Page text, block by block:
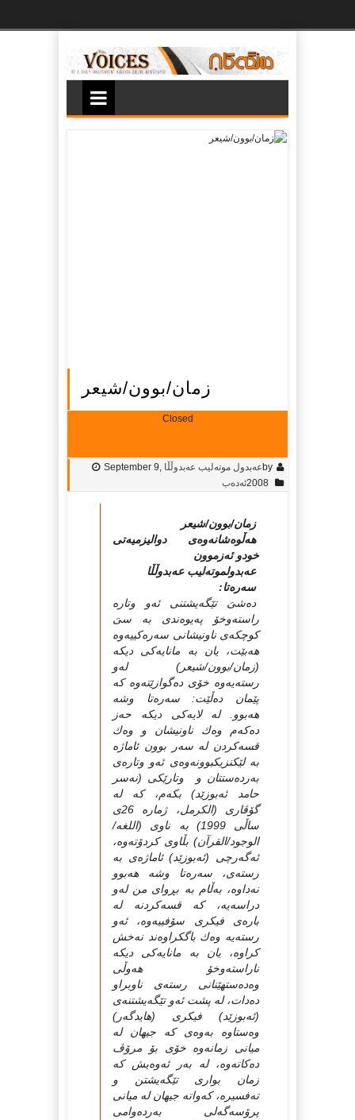
زمان/بوون/شیعر
Closed
byعه‌بدول موته‌لیب عه‌بدوڵڵا September 9,
2008ئەدەب
زمان/بوون/شیعر
هەڵوەشانەوەى دوالیزمیەتى
خودو ئەزموون
عەبدولموتەلیب عەبدوڵڵا
سەرەتا:
دەشىَ تێگەیشتنى ئەو وتارە
راستەوخۆ پەیوەندى بە سىَ
كوچكەى ناونیشانى سەرەكییەوە
هەبێت، یان بە مانایەكى دیكە
(زمان/بوون/شیعر) لەو
رستەیەوە خۆى دەگوازێتەوە كە
پێمان دەڵێت: سەرەتا وشە
هەبوو. لە لایەكى دیكە حەز
دەكەم وەك ناونیشان و وەك
قسەكردن لە سەر بوون ئاماژە
بە لێكنزیكبوونەوەى ئەو وتارەى
بەردەستتان و وتارێكى (نەسر
حامد ئەبوزێد) بكەم، كە لە
گۆڤارى (الكرمل، ژمارە 26ى
ساڵى 1999) بە ناوى (اللغە/
الوجود/القرآن) بڵاوى كردۆتەوە،
ئەگەرچى (ئەبوزێد) ئاماژەى بە
رستەى، سەرەتا وشە هەبوو
نەداوە، بەڵام بە بڕواى من لەو
دراسەیە، كە قسەكردنە لە
بارەى فیكرى سۆفییەوە، ئەو
رستەیە وەك باگكراوەند نەخش
كراوە، یان بە مانایەكى دیكە
ناراستەوخۆ هەوڵى
وەدەستهێنانى رستەى ناوبراو
دەدات، لە پشت ئەو تێگەیشتنەى
(ئەبوزێد) فیكرى (هایدگەر)
وەستاوە بەوەى كە جیهان لە
میانى زمانەوە خۆى بۆ مرۆڤ
دەكاتەوە، لە بەر ئەوەیش كە
زمان بوارى تێگەیشتن و
تەفسیرە، كەواتە جیهان لە میانى
پرۆسەگەلى بەردەوامى